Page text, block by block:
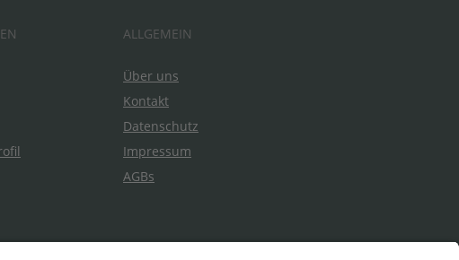
ALLGEMEIN
Über uns
Kontakt
Datenschutz
Impressum
AGBs